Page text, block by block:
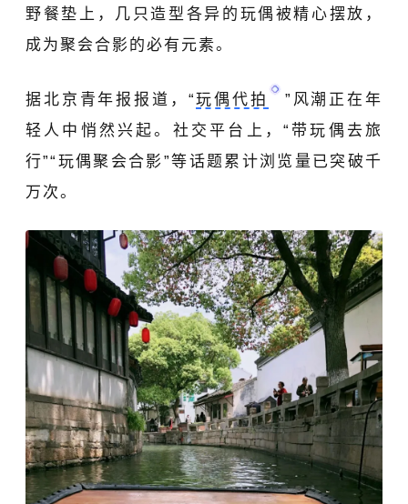
野餐垫上，几只造型各异的玩偶被精心摆放，
成为聚会合影的必有元素。
据北京青年报报道，“玩偶代拍
”风潮正在年
轻人中悄然兴起。社交平台上，“带玩偶去旅
行”“玩偶聚会合影”等话题累计浏览量已突破千
万次。